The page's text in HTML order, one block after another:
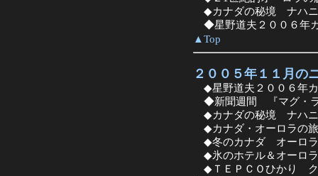
◆カナダの秘境 ナハニ
◆星野道夫２００６年
▲Top
２００５年１１月の
◆星野道夫２００６年
◆新聞週間 『マグ・
◆カナダの秘境 ナハニ
◆カナダ・オーロラの
◆冬のカナダ オーロラ
◆氷のホテル＆オーロ
◆ＴＥＰＣＯひかり ク